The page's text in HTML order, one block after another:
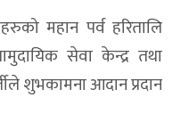
महान पर्व हरितालि
सेवा केन्द्र तथा
शुभकामना आदान प्रदान